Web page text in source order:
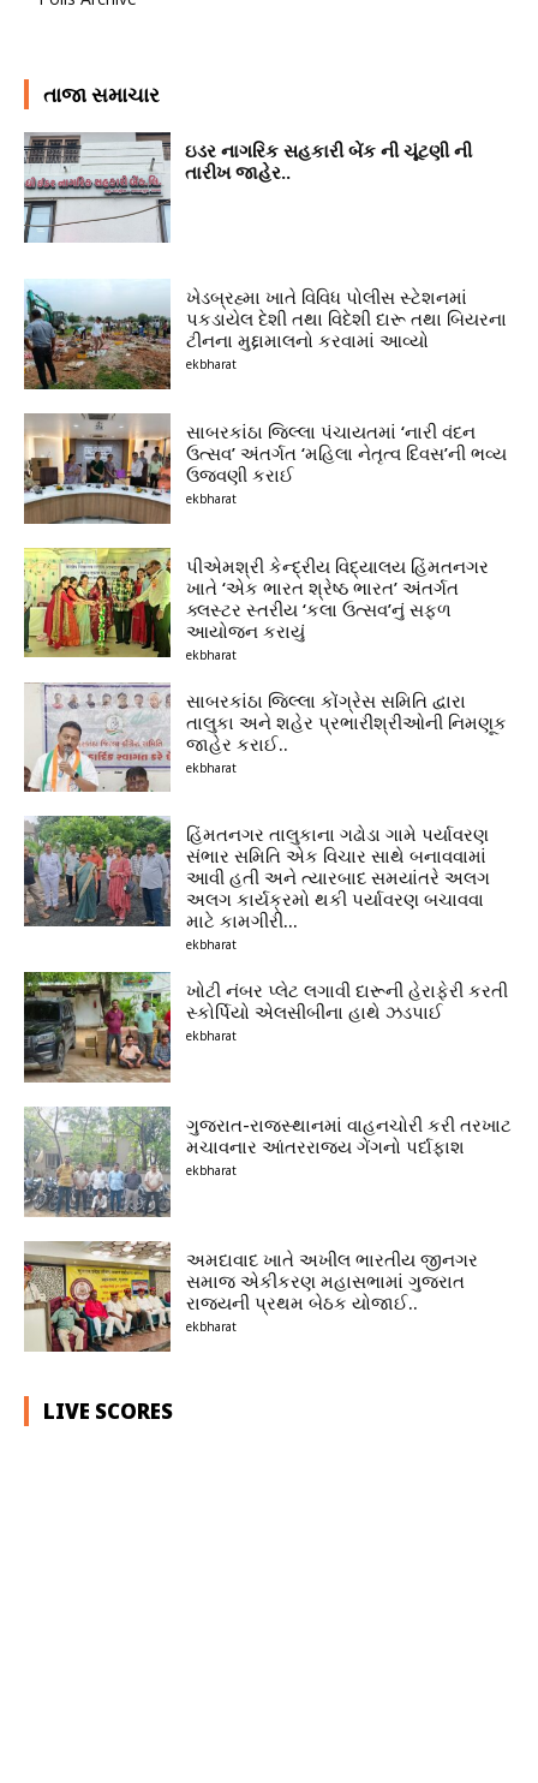
તાજા સમાચાર
ઇડર નાગરિક સહકારી બેંક ની ચૂંટણી ની
તારીખ જાહેર..
ખેડબ્રહ્મા ખાતે વિવિધ પોલીસ સ્ટેશનમાં
પકડાયેલ દેશી તથા વિદેશી દારૂ તથા બિયરના
ટીનના મુદ્દામાલનો કરવામાં આવ્યો
ekbharat
સાબરકાંઠા જિલ્લા પંચાયતમાં ‘નારી વંદન
ઉત્સવ’ અંતર્ગત ‘મહિલા નેતૃત્વ દિવસ’ની ભવ્ય
ઉજવણી કરાઈ
ekbharat
પીએમશ્રી કેન્દ્રીય વિદ્યાલય હિંમતનગર
ખાતે ‘એક ભારત શ્રેષ્ઠ ભારત’ અંતર્ગત
ક્લસ્ટર સ્તરીય ‘કલા ઉત્સવ’નું સફળ
આયોજન કરાયું
ekbharat
સાબરકાંઠા જિલ્લા કોંગ્રેસ સમિતિ દ્વારા
તાલુકા અને શહેર પ્રભારીશ્રીઓની નિમણૂક
જાહેર કરાઈ..
ekbharat
હિંમતનગર તાલુકાના ગઢોડા ગામે પર્યાવરણ
સંભાર સમિતિ એક વિચાર સાથે બનાવવામાં
આવી હતી અને ત્યારબાદ સમયાંતરે અલગ
અલગ કાર્યક્રમો થકી પર્યાવરણ બચાવવા
માટે કામગીરી...
ekbharat
ખોટી નંબર પ્લેટ લગાવી દારૂની હેરાફેરી કરતી
સ્કોર્પિયો એલસીબીના હાથે ઝડપાઈ
ekbharat
ગુજરાત-રાજસ્થાનમાં વાહનચોરી કરી તરખાટ
મચાવનાર આંતરરાજ્ય ગેંગનો પર્દાફાશ
ekbharat
અમદાવાદ ખાતે અખીલ ભારતીય જીનગર
સમાજ એકીકરણ મહાસભામાં ગુજરાત
રાજ્યની પ્રથમ બેઠક યોજાઈ..
ekbharat
LIVE SCORES